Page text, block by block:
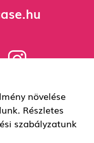
feltételek
növelése
Részletes
szabályzatunk